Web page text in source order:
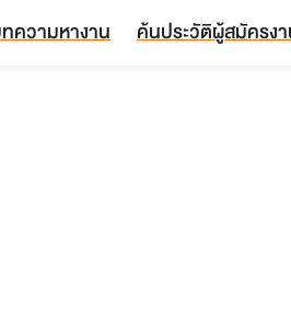
ความหางาน ค้นประวัติผู้สมัครง